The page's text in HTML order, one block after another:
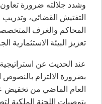
وشدد جلالته ضرورة تعاون
التفتيش القضائي،
المحاكم والغرف
تعزيز البيئة الاستثمارية
عند الحديث عن
بضرورة الالتزام